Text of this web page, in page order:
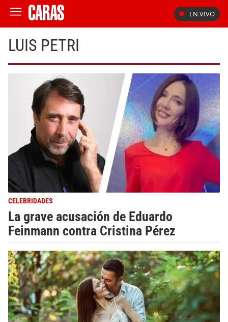
EN VIVO
LUIS PETRI
CELEBRIDADES
La grave acusación de Eduardo
Feinmann contra Cristina Pérez